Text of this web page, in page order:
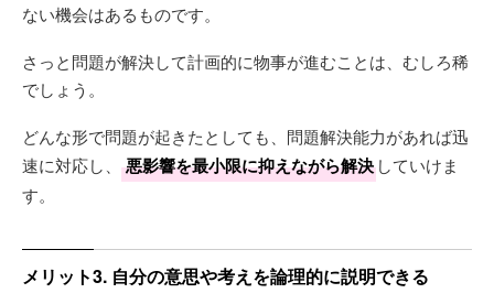
ない機会はあるものです。
さっと問題が解決して計画的に物事が進むことは、むしろ稀
でしょう。
どんな形で問題が起きたとしても、問題解決能力があれば迅
速に対応し、
悪影響を最小限に抑えながら解決 していけま
す。
メリット3. 自分の意思や考えを論理的に説明できる